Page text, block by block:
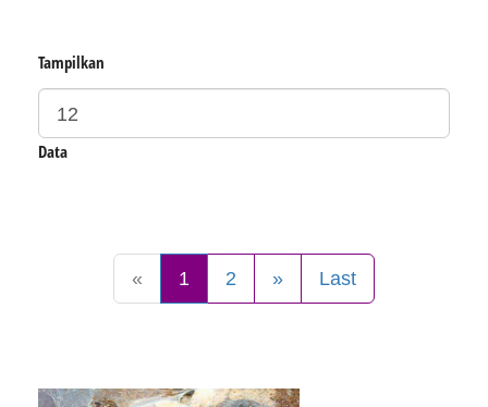
Tampilkan
Data
« 1 2 » Last